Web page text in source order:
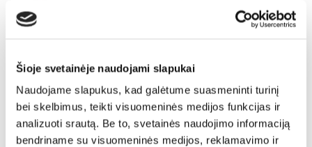
Šioje svetainėje naudojami slapukai
Naudojame slapukus, kad galėtume suasmeninti turinį
bei skelbimus, teikti visuomeninės medijos funkcijas ir
analizuoti srautą. Be to, svetainės naudojimo informaciją
bendriname su visuomeninės medijos, reklamavimo ir
NAUJIENA YRA SANDĖLYJE